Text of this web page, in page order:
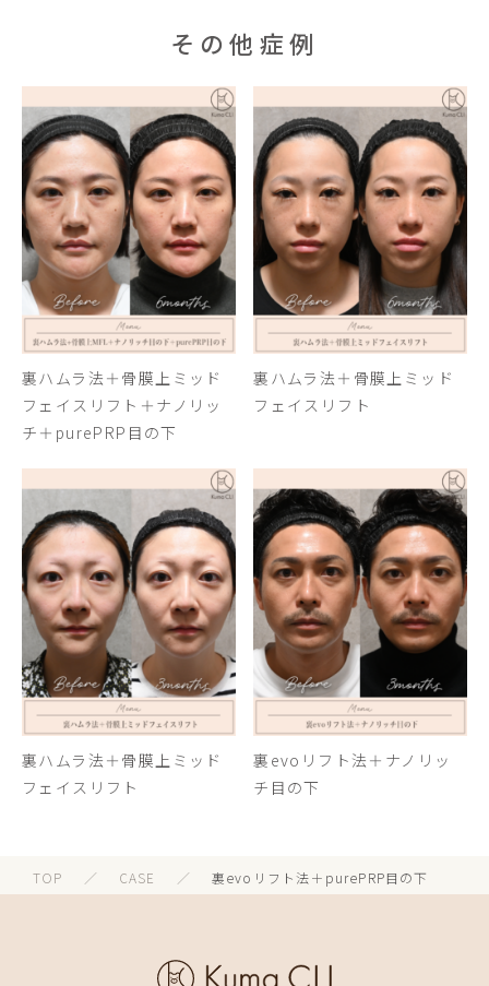
その他症例
裏ハムラ法＋骨膜上ミッド
フェイスリフト＋ナノリッ
チ＋purePRP目の下
裏ハムラ法＋骨膜上ミッド
フェイスリフト
裏ハムラ法＋骨膜上ミッド
フェイスリフト
裏evoリフト法＋ナノリッ
チ目の下
TOP ／ CASE ／ 裏evoリフト法＋purePRP目の下